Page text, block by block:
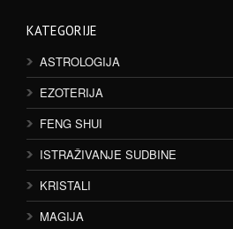
KATEGORIJE
ASTROLOGIJA
EZOTERIJA
FENG SHUI
ISTRAŽIVANJE SUDBINE
KRISTALI
MAGIJA